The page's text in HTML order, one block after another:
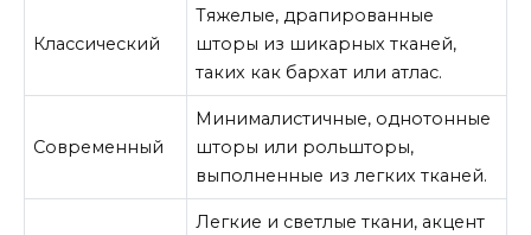
Классический
Тяжелые, драпированные
шторы из шикарных тканей,
таких как бархат или атлас.
Современный
Минималистичные, однотонные
шторы или рольшторы,
выполненные из легких тканей.
Легкие и светлые ткани, акцент